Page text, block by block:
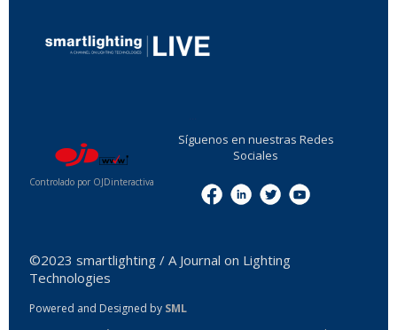
Controlado por OJDinteractiva
Síguenos en nuestras Redes
Sociales
©2023 smartlighting / A Journal on Lighting
Technologies
Powered and Designed by SML